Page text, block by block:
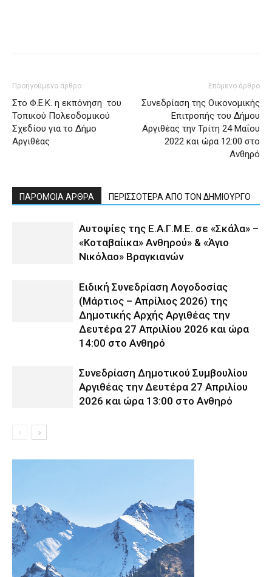
Προηγούμενο άρθρο
Στο Φ.Ε.Κ. η εκπόνηση του
Τοπικού Πολεοδομικού
Σχεδίου για το Δήμο
Αργιθέας
Επόμενο άρθρο
Συνεδρίαση της Οικονομικής
Επιτροπής του Δήμου
Αργιθέας την Τρίτη 24 Μαΐου
2022 και ώρα 12:00 στο
Ανθηρό
ΠΑΡΟΜΟΙΑ ΑΡΘΡΑ ΠΕΡΙΣΣΟΤΕΡΑ ΑΠΟ ΤΟΝ ΔΗΜΙΟΥΡΓΟ
Αυτοψίες της Ε.Α.Γ.Μ.Ε. σε «Σκάλα» –
«Κοταβαίικα» Ανθηρού» & «Άγιο
Νικόλαο» Βραγκιανών
Ειδική Συνεδρίαση Λογοδοσίας
(Μάρτιος – Απρίλιος 2026) της
Δημοτικής Αρχής Αργιθέας την
Δευτέρα 27 Απριλίου 2026 και ώρα
14:00 στο Ανθηρό
Συνεδρίαση Δημοτικού Συμβουλίου
Αργιθέας την Δευτέρα 27 Απριλίου
2026 και ώρα 13:00 στο Ανθηρό